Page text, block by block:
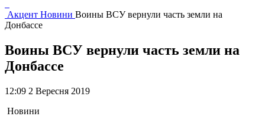
Акцент Новини Воины ВСУ вернули часть земли на
Донбассе
Воины ВСУ вернули часть земли на
Донбассе
12:09 2 Вересня 2019
Новини